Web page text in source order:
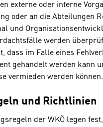
externe oder interne
oder an die Abteilungen
und
werden
dass im Falle eines
gehandelt werden kann
vermieden werden können.
und Richtlinien
der WKÖ legen